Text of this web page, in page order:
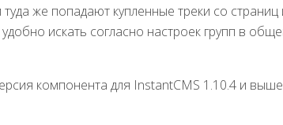
же попадают купленные треки со
искать согласно настроек групп в
компонента для InstantCMS 1.10.4 и